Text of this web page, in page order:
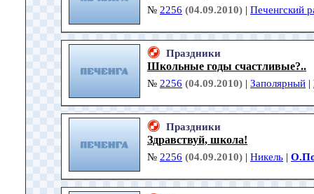
№ 2256 (04.09.2010) | Печенгский
Праздники
Школьные годы счастливые?..
№ 2256 (04.09.2010) | Заполярный |
Праздники
Здравствуй, школа!
№ 2256 (04.09.2010) | Никель |